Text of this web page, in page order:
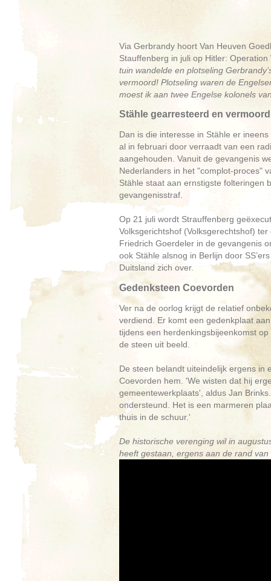
Via Gerbrandy hoort Van Heuven
Stauffenberg in juli op Hitler:
tuin wandelde en plotseling
vermoord! Plotseling waren de
moest ik aan twee Engelse kolonels
Stähle gearresteerd en vermoord
Dan is die interesse in Stähle er
al in februari door verraadt van een
aangehouden. Vanuit de gevangenis
Nederlanders in het "complot-proces"
Stähle staat aan ernstigste folteringen
gevangenisstraf.
Op 21 juli wordt Strauffenberg
Volksgerichtshof (Volksgerechtshof)
Friedrich Goerdeler in de gevangenis
ook Stähle alsnog in Berlijn door
Duitsland zich over.
Gedenksteen Coevorden
Ver na de oorlog krijgt de relatief
verdiend. Er komt een gedenkplaat
tijdens een herdenkingsbijeenkomst
de steen uit beeld.
De steen belandt uiteindelijk ergens in
Coevorden hem. 'We wisten dat hij
gemeentewerkplaats', aldus Jan
ondersteund. Het is een marmeren
thuis in de schuur.'
De historische verenging wil in
heeft gestaan, ergens aan de rand